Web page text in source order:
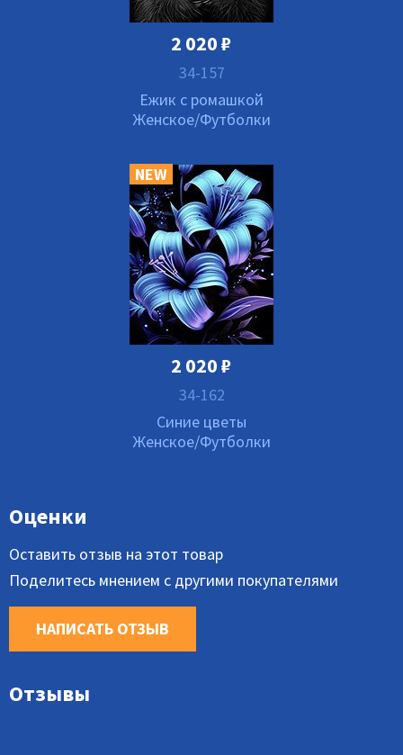
2 020₽
34-157
Ежик с ромашкой
Женское/Футболки
NEW
2 020₽
34-162
Синие цветы
Женское/Футболки
Отзывы
Оценки
Оставить отзыв на этот товар
Поделитесь мнением с другими покупателями
НАПИСАТЬ ОТЗЫВ